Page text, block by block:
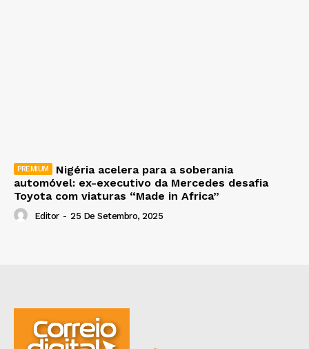
Nigéria acelera para a soberania
automóvel: ex-executivo da Mercedes desafia
Toyota com viaturas “Made in Africa”
Editor - 25 De Setembro, 2025